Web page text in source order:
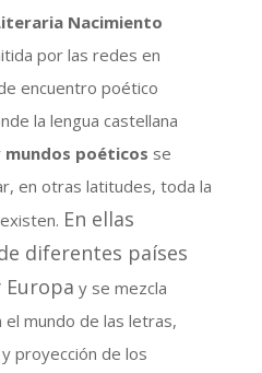
Nacimiento
por las redes en
encuentro poético
la lengua castellana
mundos poéticos se
en otras latitudes, toda la
En ellas
diferentes países
y se mezcla
el mundo de las letras,
proyección de los